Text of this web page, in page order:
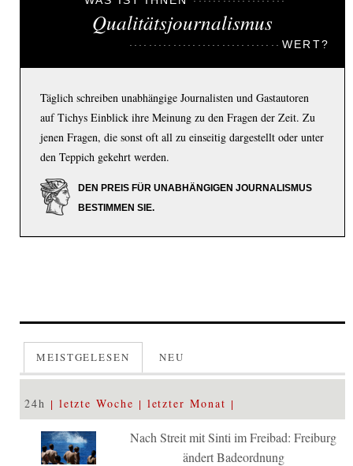
Qualitätsjournalismus
WERT?
Täglich schreiben unabhängige Journalisten und Gastautoren
auf Tichys Einblick ihre Meinung zu den Fragen der Zeit. Zu
jenen Fragen, die sonst oft all zu einseitig dargestellt oder unter
den Teppich gekehrt werden.
DEN PREIS FÜR UNABHÄNGIGEN JOURNALISMUS
BESTIMMEN SIE.
MEISTGELESEN NEU
24h letzte Woche letzter Monat
Nach Streit mit Sinti im Freibad: Freiburg
ändert Badeordnung